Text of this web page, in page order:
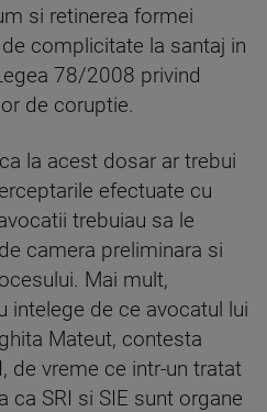
si retinerea formei
complicitate la santaj in
78/2008 privind
de coruptie.
la acest dosar ar trebui
efectuate cu
trebuiau sa le
camera preliminara si
Mai mult,
intelege de ce avocatul lui
Mateut, contesta
de vreme ce intr-un tratat
ca SRI si SIE sunt organe